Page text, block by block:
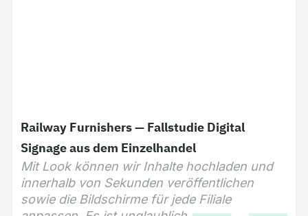
Railway Furnishers — Fallstudie Digital
Signage aus dem Einzelhandel
Mit Look können wir Inhalte hochladen und
innerhalb von Sekunden veröffentlichen
sowie die Bildschirme für jede Filiale